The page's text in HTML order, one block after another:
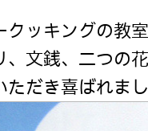
クッキングの教
、文銭、二つの
だき喜ばれまし